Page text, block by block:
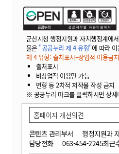
군산시청 행정지원과 자치행정계에
물은 "공공누리 제 4 유형"에 따라
제 4 유형: 출처표시+상업적 이용금
출처표시
비상업적 이용만 가능
변형 등 2차적 저작물 작성 금지
※ 공공누리 마크를 클릭하시면 상
콘텐츠 관리부서
행정지원과
담당전화
063-454-2245최근
홈페이지 개선의견